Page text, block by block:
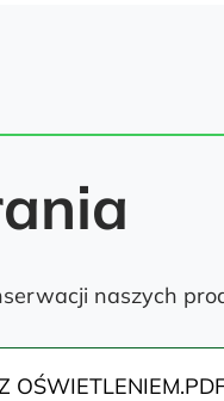
naszych